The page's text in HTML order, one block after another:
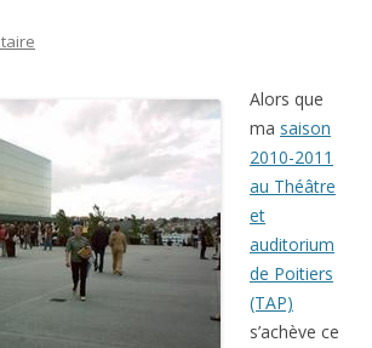
Alors que
ma saison
2010-2011
au Théâtre
et
auditorium
de Poitiers
(TAP)
s’achève ce